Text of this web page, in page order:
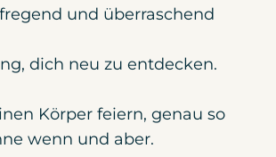
und überraschend
dich neu zu entdecken.
Körper feiern, genau so
wenn und aber.